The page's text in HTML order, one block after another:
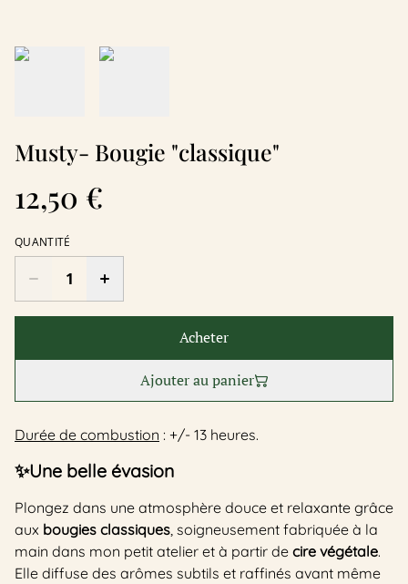
Musty- Bougie "classique"
12,50 €
QUANTITÉ
Acheter
Ajouter au panier
Durée de combustion : +/- 13 heures.
✨Une belle évasion
Plongez dans une atmosphère douce et relaxante grâce
aux bougies classiques, soigneusement fabriquée à la
main dans mon petit atelier et à partir de cire végétale.
Elle diffuse des arômes subtils et raffinés avant même